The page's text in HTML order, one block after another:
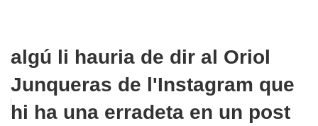
algú li hauria de dir al Oriol
Junqueras de l'Instagram que
hi ha una erradeta en un post